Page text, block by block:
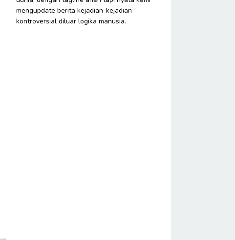
mengupdate berita kejadian-kejadian
kontroversial diluar logika manusia.